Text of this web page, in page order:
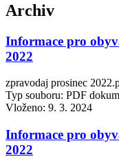
Archiv
Informace pro
2022
zpravodaj prosinec
Typ souboru: PDF
Vloženo: 9. 3. 2024
Informace pro
2022